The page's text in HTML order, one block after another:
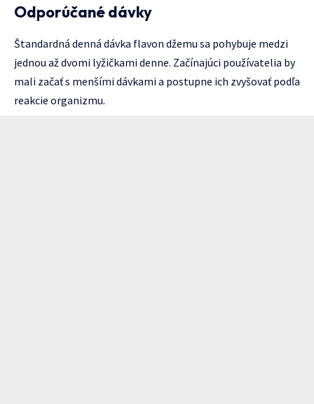
Odporúčané dávky
Štandardná denná dávka flavon džemu sa pohybuje medzi
jednou až dvomi lyžičkami denne. Začínajúci používatelia by
mali začať s menšími dávkami a postupne ich zvyšovať podľa
reakcie organizmu.